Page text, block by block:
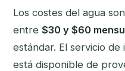
Los costes del agua
entre $30 y $60
estándar. El servicio
está disponible de